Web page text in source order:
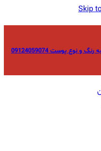
Skip
پوست 09124059074